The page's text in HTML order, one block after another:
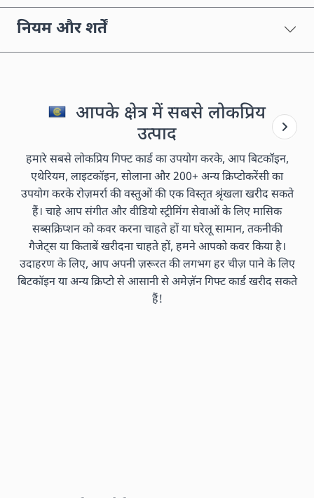
नियम और शर्तें
आपके क्षेत्र में सबसे लोकप्रिय
उत्पाद
हमारे सबसे लोकप्रिय गिफ्ट कार्ड का उपयोग करके, आप बिटकॉइन,
एथेरियम, लाइटकॉइन, सोलाना और 200+ अन्य क्रिप्टोकरेंसी का
उपयोग करके रोज़मर्रा की वस्तुओं की एक विस्तृत श्रृंखला खरीद सकते
हैं। चाहे आप संगीत और वीडियो स्ट्रीमिंग सेवाओं के लिए मासिक
सब्सक्रिप्शन को कवर करना चाहते हों या घरेलू सामान, तकनीकी
गैजेट्स या किताबें खरीदना चाहते हों, हमने आपको कवर किया है।
उदाहरण के लिए, आप अपनी ज़रूरत की लगभग हर चीज़ पाने के लिए
बिटकॉइन या अन्य क्रिप्टो से आसानी से अमेज़ॅन गिफ्ट कार्ड खरीद सकते
हैं!